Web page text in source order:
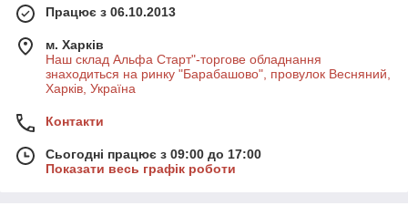
Працює з 06.10.2013
м. Харків
Наш склад Альфа Старт"-торгове обладнання
знаходиться на ринку "Барабашово", провулок Весняний,
Харків, Україна
Контакти
Сьогодні працює з 09:00 до 17:00
Показати весь графік роботи